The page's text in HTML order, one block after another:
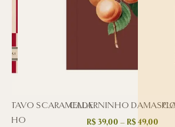
SCARAMELLACADERNINHO
R$39,00 – R$49,00